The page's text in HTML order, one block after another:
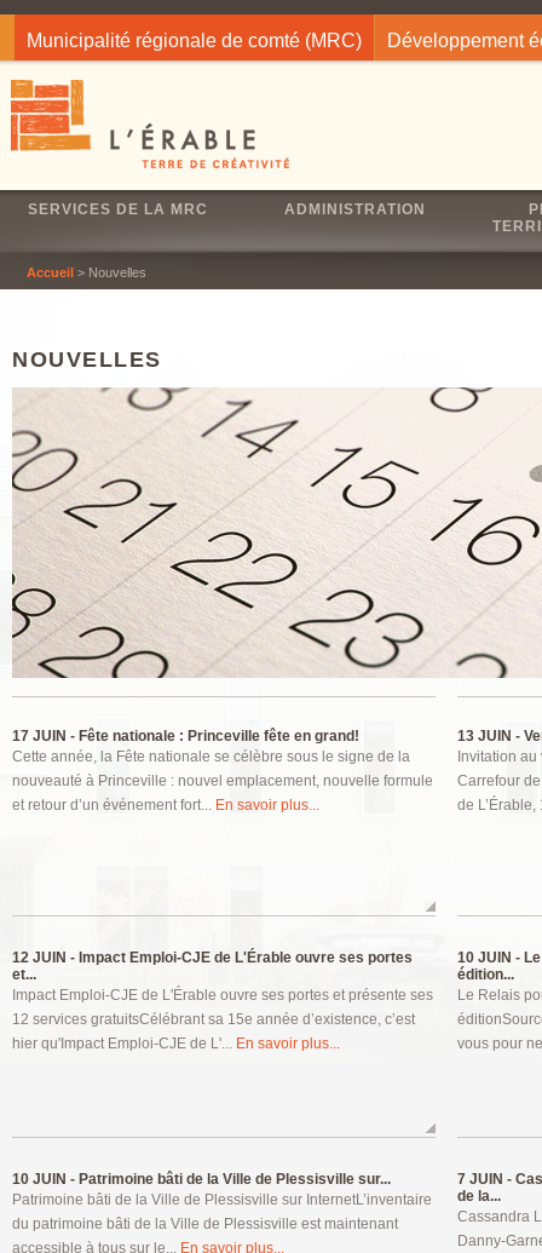
Municipalité régionale de comté (MRC) Développement
SERVICES DE LA MRC ADMINISTRATION
Accueil > Nouvelles
NOUVELLES
17 JUIN - Fête nationale : Princeville fête en grand!
Cette année, la Fête nationale se célèbre sous le signe de la
nouveauté à Princeville : nouvel emplacement, nouvelle formule
et retour d’un événement fort... En savoir plus...
13 JUIN -
Invitation
Carrefour
de
12 JUIN - Impact Emploi-CJE de L'Érable ouvre ses portes
et...
Impact Emploi-CJE de L'Érable ouvre ses portes et présente ses
12 services gratuitsCélébrant sa 15e année d’existence, c’est
hier qu'Impact Emploi-CJE de L'... En savoir plus...
10 JUIN -
édition...
Le Relais
vous pour
10 JUIN - Patrimoine bâti de la Ville de Plessisville sur...
Patrimoine bâti de la Ville de Plessisville sur InternetL’inventaire
du patrimoine bâti de la Ville de Plessisville est maintenant
accessible à tous sur le... En savoir plus...
7 JUIN -
de la...
Cassandra
Danny-
Pages